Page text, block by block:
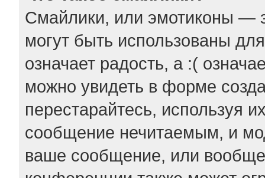
Смайлики, или эмотиконы —
могут быть использованы
означает радость, а :(
можно увидеть в форме
перестарайтесь, используя
сообщение нечитаемым, и
ваше сообщение, или